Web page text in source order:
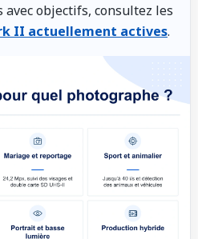
objectifs, consultez les
II actuellement actives.